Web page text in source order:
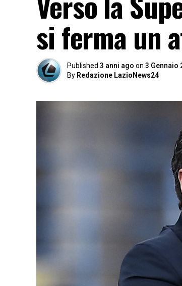
si ferma un
Published 3 anni ago on 3 Gennaio
By Redazione LazioNews24